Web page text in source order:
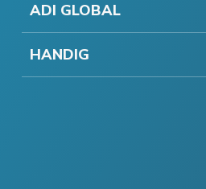
ADI GLOBAL
HANDIG